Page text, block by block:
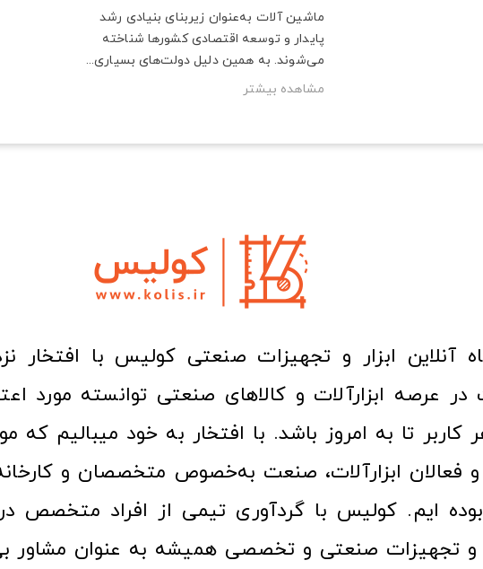
ماشین آلات به‌عنوان زیربنای بنیادی رشد
پایدار و توسعه اقتصادی کشورها شناخته
می‌شوند. به همین دلیل دولت‌های بسیاری...
مشاهده بیشتر
کاربر تا به امروز باشد. با افتخار به خود میبالیم که
و فعالان ابزارآلات، صنعت به‌خصوص متخصصان و
ایم. کولیس با گردآوری تیمی از افراد متخصص در
تجهیزات صنعتی و تخصصی همیشه به عنوان مشاور